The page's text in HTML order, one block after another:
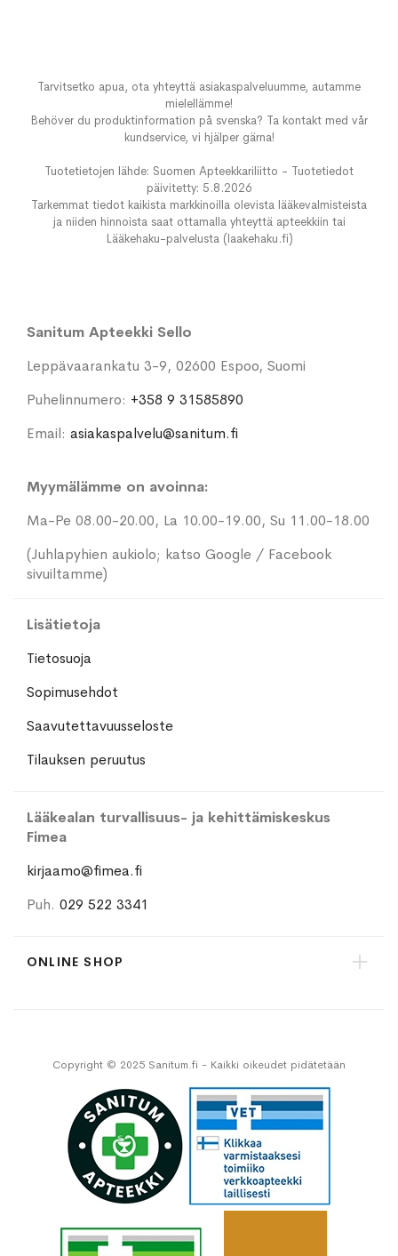
Tarvitsetko apua, ota yhteyttä asiakaspalveluumme, autamme
mielellämme!
Behöver du produktinformation på svenska? Ta kontakt med vår
kundservice, vi hjälper gärna!
Tuotetietojen lähde: Suomen Apteekkariliitto - Tuotetiedot
päivitetty: 5.8.2026
Tarkemmat tiedot kaikista markkinoilla olevista lääkevalmisteista
ja niiden hinnoista saat ottamalla yhteyttä apteekkiin tai
Lääkehaku-palvelusta (laakehaku.fi)
Sanitum Apteekki Sello
Leppävaarankatu 3-9, 02600 Espoo, Suomi
Puhelinnumero: +358 9 31585890
Email: asiakaspalvelu@sanitum.fi
Myymälämme on avoinna:
Ma-Pe 08.00-20.00, La 10.00-19.00, Su 11.00-18.00
(Juhlapyhien aukiolo; katso Google / Facebook
sivuiltamme)
Lisätietoja
Tietosuoja
Sopimusehdot
Saavutettavuusseloste
Tilauksen peruutus
Lääkealan turvallisuus- ja kehittämiskeskus
Fimea
kirjaamo@fimea.fi
Puh. 029 522 3341
ONLINE SHOP
Copyright © 2025 Sanitum.fi - Kaikki oikeudet pidätetään